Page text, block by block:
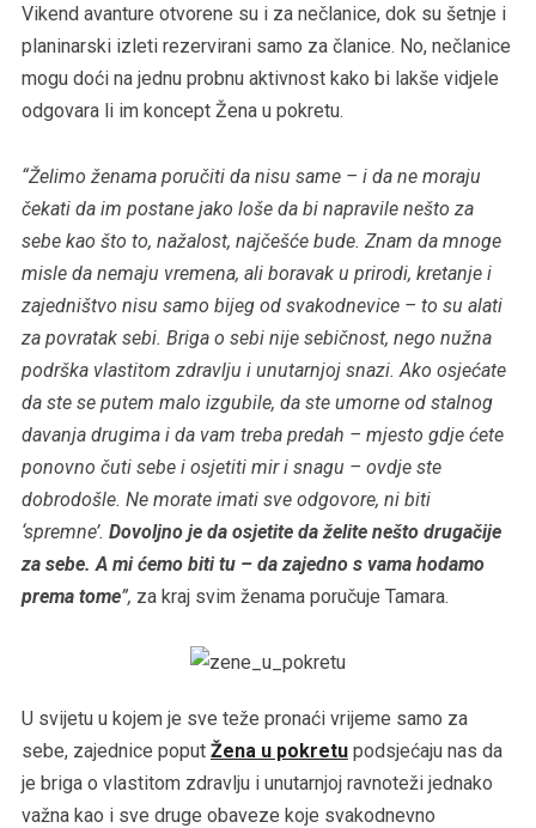
Vikend avanture otvorene su i za nečlanice, dok su šetnje i
planinarski izleti rezervirani samo za članice. No, nečlanice
mogu doći na jednu probnu aktivnost kako bi lakše vidjele
odgovara li im koncept Žena u pokretu.
“Želimo ženama poručiti da nisu same – i da ne moraju
čekati da im postane jako loše da bi napravile nešto za
sebe kao što to, nažalost, najčešće bude. Znam da mnoge
misle da nemaju vremena, ali boravak u prirodi, kretanje i
zajedništvo nisu samo bijeg od svakodnevice – to su alati
za povratak sebi. Briga o sebi nije sebičnost, nego nužna
podrška vlastitom zdravlju i unutarnjoj snazi. Ako osjećate
da ste se putem malo izgubile, da ste umorne od stalnog
davanja drugima i da vam treba predah – mjesto gdje ćete
ponovno čuti sebe i osjetiti mir i snagu – ovdje ste
dobrodošle. Ne morate imati sve odgovore, ni biti
‘spremne’. Dovoljno je da osjetite da želite nešto drugačije
za sebe. A mi ćemo biti tu – da zajedno s vama hodamo
prema tome”, za kraj svim ženama poručuje Tamara.
U svijetu u kojem je sve teže pronaći vrijeme samo za
sebe, zajednice poput Žena u pokretupodsjećaju nas da
je briga o vlastitom zdravlju i unutarnjoj ravnoteži jednako
važna kao i sve druge obaveze koje svakodnevno